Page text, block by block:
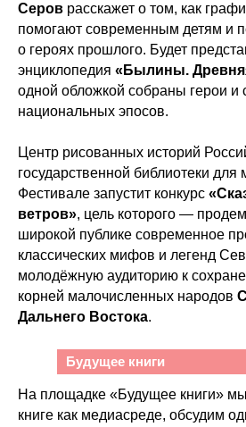
Серов расскажет о том, как
помогают современным детям и
о героях прошлого. Будет
энциклопедия «Былины.
одной обложкой собраны герои и
национальных эпосов.
Центр рисованных историй
государственной библиотеки
Фестивале запустит конкурс
ветров», цель которого —
широкой публике современное
классических мифов и легенд
молодёжную аудиторию к
корней малочисленных народов
Дальнего Востока.
Будущее книги
На площадке «Будущее книги»
книге как медиасреде, обсудим